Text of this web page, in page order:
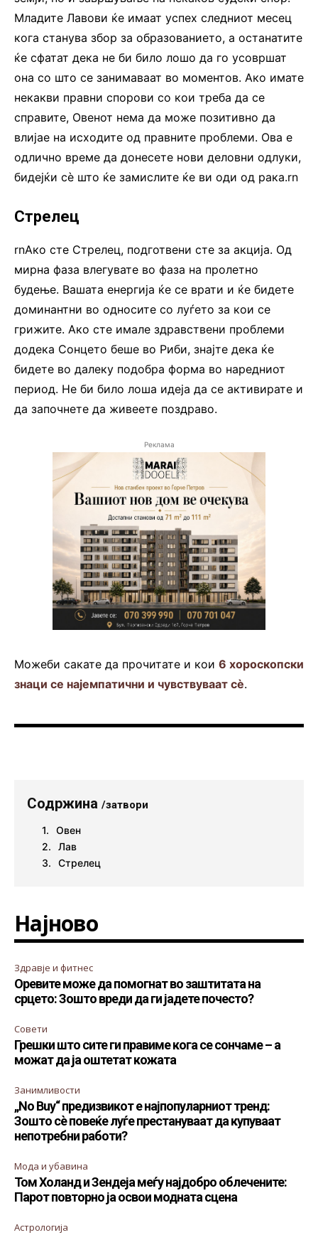
Младите Лавови ќе имаат успех следниот месец
кога станува збор за образованието, а останатите
ќе сфатат дека не би било лошо да го усовршат
она со што се занимаваат во моментов. Ако имате
некакви правни спорови со кои треба да се
справите, Овенот нема да може позитивно да
влијае на исходите од правните проблеми. Ова е
одлично време да донесете нови деловни одлуки,
бидејќи сè што ќе замислите ќе ви оди од рака.rn
Стрелец
rnАко сте Стрелец, подготвени сте за акција. Од
мирна фаза влегувате во фаза на пролетно
будење. Вашата енергија ќе се врати и ќе бидете
доминантни во односите со луѓето за кои се
грижите. Ако сте имале здравствени проблеми
додека Сонцето беше во Риби, знајте дека ќе
бидете во далеку подобра форма во наредниот
период. Не би било лоша идеја да се активирате и
да започнете да живеете поздраво.
Реклама
Можеби сакате да прочитате и кои 6 хороскопски
знаци се најемпатични и чувствуваат сè.
Содржина /затвори
Овен
Лав
Стрелец
Најново
Здравје и фитнес
Оревите може да помогнат во заштитата на
срцето: Зошто вреди да ги јадете почесто?
Совети
Грешки што сите ги правиме кога се сончаме – а
можат да ја оштетат кожата
Занимливости
„No Buy“ предизвикот е најпопуларниот тренд:
Зошто сè повеќе луѓе престануваат да купуваат
непотребни работи?
Мода и убавина
Том Холанд и Зендеја меѓу најдобро облечените:
Парот повторно ја освои модната сцена
Астрологија